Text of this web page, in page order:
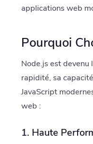
applications web
Pourquoi
Node.js est
rapidité, sa
JavaScript
web :
1. Haute